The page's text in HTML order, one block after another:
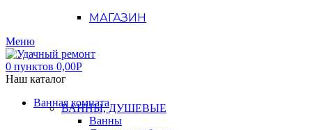
МАГАЗИН
Меню
0 пунктов 0,00Р
Наш каталог
Ванная комната
ВАННЫ, ДУШЕВЫЕ
Ванны